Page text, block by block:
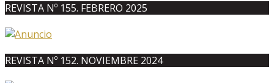
REVISTA Nº 155. FEBRERO 2025
REVISTA Nº 152. NOVIEMBRE 2024